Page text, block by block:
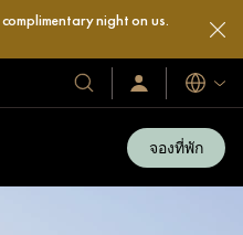
night on us.
โรงแรม
และ
ลงชื่อ
เข้า
/
สมัคร
เข้า
ภาษา
จองที่พัก